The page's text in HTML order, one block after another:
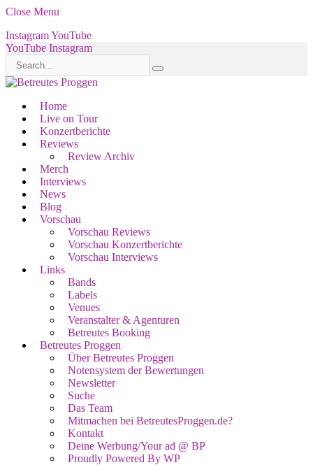
Close Menu
InstagramYouTube
YouTube Instagram
Home
Live on Tour
Konzertberichte
Reviews
Review Archiv
Merch
Interviews
News
Blog
Vorschau
Vorschau Reviews
Vorschau Konzertberichte
Vorschau Interviews
Links
Bands
Labels
Venues
Veranstalter & Agenturen
Betreutes Booking
Betreutes Proggen
Über Betreutes Proggen
Notensystem der Bewertungen
Newsletter
Suche
Das Team
Mitmachen bei BetreutesProggen.de?
Kontakt
Deine Werbung/Your ad @ BP
Proudly Powered By WP